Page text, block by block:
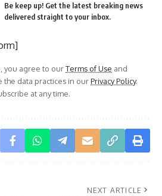
Be keep up! Get the latest breaking news
delivered straight to your inbox.
you agree to ourTerms of Use and
the data practices in ourPrivacy Policy.
at any time.
NEXT ARTICLE